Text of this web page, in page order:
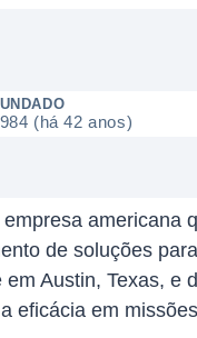
(há 42 anos)
de soluções
Austin, Texas,
eficácia em